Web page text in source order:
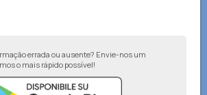
errada ou ausente? Envie-nos um
o mais rápido possível!